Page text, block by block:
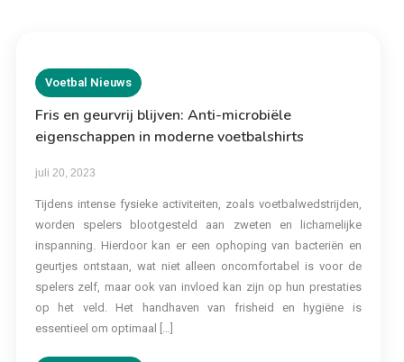
Voetbal Nieuws
Fris en geurvrij blijven: Anti-microbiële
eigenschappen in moderne voetbalshirts
juli 20, 2023
Tijdens intense fysieke activiteiten, zoals voetbalwedstrijden,
worden spelers blootgesteld aan zweten en lichamelijke
inspanning. Hierdoor kan er een ophoping van bacteriën en
geurtjes ontstaan, wat niet alleen oncomfortabel is voor de
spelers zelf, maar ook van invloed kan zijn op hun prestaties
op het veld. Het handhaven van frisheid en hygiëne is
essentieel om optimaal […]